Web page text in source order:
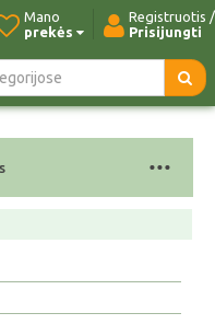
Registruotis /
Prisijungti
Mano
prekės
prekės Kontaktai
...